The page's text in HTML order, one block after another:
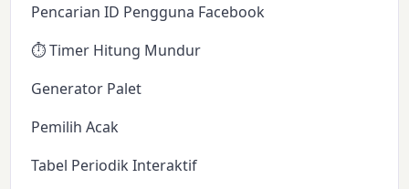
Pencarian ID Pengguna Facebook
⏱️ Timer Hitung Mundur
Generator Palet
Pemilih Acak
Tabel Periodik Interaktif